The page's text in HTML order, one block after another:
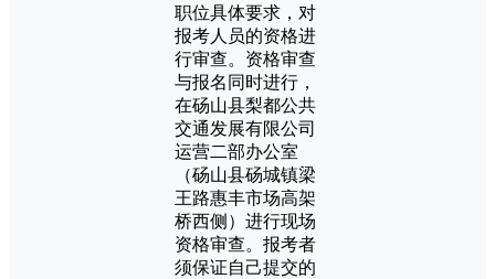
职位具体要求，对
报考人员的资格进
行审查。资格审查
与报名同时进行，
在砀山县梨都公共
交通发展有限公司
运营二部办公室
（砀山县砀城镇梁
王路惠丰市场高架
桥西侧）进行现场
资格审查。报考者
须保证自己提交的